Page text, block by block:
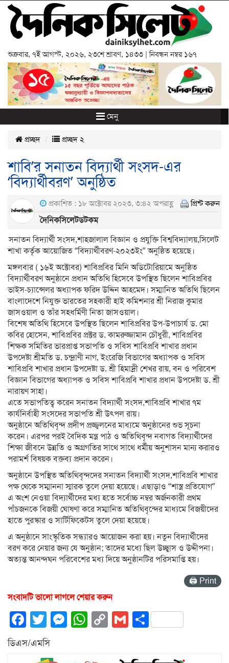
শুক্রবার, ৭ই আগস্ট, ২০২৬, ২৩শে শ্রাবণ, ১৪৩৩ | নিবন্ধন নম্বর ১৬৭
মেনু
প্রচ্ছদ প্রচ্ছদ ২
শাবি’র সনাতন বিদ্যার্থী সংসদ-এর
‘বিদ্যার্থীবরণ’ অনুষ্ঠিত
প্রকাশিত : ১৮ অক্টোবর ২০২৩, ৩:৪২ অপরাহ্ণ প্রিন্ট করুন
দৈনিকসিলেটডটকম
সনাতন বিদ্যার্থী সংসদ,শাহজালাল বিজ্ঞান ও প্রযুক্তি বিশ্ববিদ্যালয়,সিলেট
শাখা কর্তৃক আয়োজিত “বিদ্যার্থীবরণ-২০২৩ইং” অনুষ্ঠিত হয়েছে।
মঙ্গলবার ( ১৬ই অক্টোবর) শাবিপ্রবির মিনি অডিটোরিয়ামে অনুষ্ঠিত
বিদ্যার্থীবরণ অনুষ্ঠানে প্রধান অতিথি হিসেবে উপস্থিত ছিলেন শাবিপ্রবির
ভাইস-চ্যান্সেলর অধ্যাপক ফরিদ উদ্দিন আহমেদ। সম্মানিত অতিথি ছিলেন
বাংলাদেশে নিযুক্ত ভারতের সহকারী হাই কমিশনার শ্রী নিরাজ কুমার
জাসওয়াল ও তাঁর সহধর্মিণী নিতা জাসওয়াল।
বিশেষ অতিথি হিসেবে উপস্থিত ছিলেন শাবিপ্রবির উপ-উপাচার্য ড. মো
কবির হোসেন, শাবিপ্রবির প্রক্টর ড. কামরুজ্জামান চৌধুরী, শাবিপ্রবির
শিক্ষক সমিতির ভারপ্রাপ্ত সভাপতি ও সবিস শাবিপ্রবি শাখার প্রধান
উপদেষ্টা শ্রীমতি ড. চন্দ্রাণী নাগ, ইংরেজি বিভাগের অধ্যাপক ও সবিস
শাবিপ্রবি শাখার প্রধান উপদেষ্টা ড. শ্রী হিমাদ্রী শেখর রায়, বন ও পরিবেশ
বিজ্ঞান বিভাগের অধ্যাপক ও সবিস শাবিপ্রবি শাখার প্রধান উপদেষ্টা ড. শ্রী
নারায়ণ সাহা।
এতে সভাপতিত্ব করেন সনাতন বিদ্যার্থী সংসদ,শাবিপ্রবি শাখার ৭ম
কার্যনির্বাহী সংসদের সভাপতি শ্রী উৎপল রায়।
অনুষ্ঠানে অতিথিবৃন্দ প্রদীপ প্রজ্জ্বলনের মাধ্যমে অনুষ্ঠানের শুভ সূচনা
করেন। এরপর পরই বৈদিক মন্ত্র পাঠ ও অতিথিবৃন্দ নবাগত বিদ্যার্থীদের
শিক্ষা জীবনে উন্নতি ও অগ্রগতির সাথে সাথে ধর্মীয় অনুশাসন মান্য করারও
পরামর্শ বিষয়ক বক্তব্য প্রদান করেন।
অনুষ্ঠানে উপস্থিত অতিথিবৃন্দদের সনাতন বিদ্যার্থী সংসদ,শাবিপ্রবি শাখার
পক্ষ থেকে সম্মাননা স্মারক তুলে দেয়া হয়েছে। এছাড়াও “শাস্ত্র প্রতিযোগ”
এ অংশ নেওয়া বিদ্যার্থীদের মধ্য হতে সর্বোচ্চ নম্বর অর্জনকারী প্রথম
পাঁচজনকে বিজয়ী ঘোষণা করে সম্মানিত অতিথিবৃন্দের মাধ্যমে বিজয়ীদের
হাতে পুরস্কার ও সার্টিফিকেটস তুলে দেয়া হয়েছে।
এ অনুষ্ঠানে সাংস্কৃতিক সন্ধ্যারও আয়োজন করা হয়। নতুন বিদ্যার্থীদের
বরণ করে নেয়ার জন্য যে অনুষ্ঠান; তাদের মধ্যে ছিল উচ্ছ্বাস ও উদ্দীপনা।
অত্যন্ত আনন্দঘন পরিবেশের মধ্য দিয়ে অনুষ্ঠানটির পরিসমাপ্তি হয়।
🖨 Print
সংবাদটি ভালো লাগলে শেয়ার করুন
Facebook
Twitter
Messenger
WhatsApp
CopyGmailShare
ডিএস/এমসি